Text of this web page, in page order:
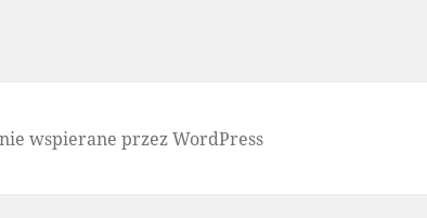
wspierane przez WordPress